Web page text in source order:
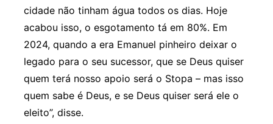
cidade não tinham água todos os dias. Hoje
acabou isso, o esgotamento tá em 80%. Em
2024, quando a era Emanuel pinheiro deixar o
legado para o seu sucessor, que se Deus quiser
quem terá nosso apoio será o Stopa – mas isso
quem sabe é Deus, e se Deus quiser será ele o
eleito”, disse.